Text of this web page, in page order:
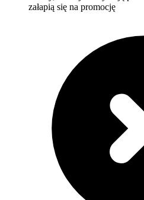
załapią się na promocję